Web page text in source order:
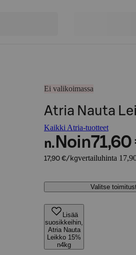
Ei valikoimassa
Atria Nauta
Kaikki Atria-tuotteet
n. Noin71,60
17,90 €/kgvertailuhinta
Valitse
Lisää
suosikkeihin,
Atria Nauta
Leikko 15%
n4kg